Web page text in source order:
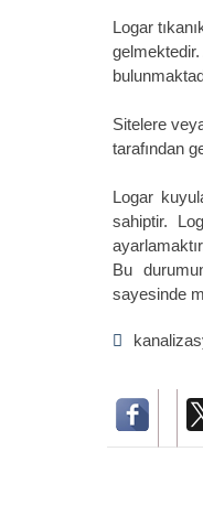
Logar
Sitelere
tarafından
Logar
sahiptir.
Bu
sayesinde